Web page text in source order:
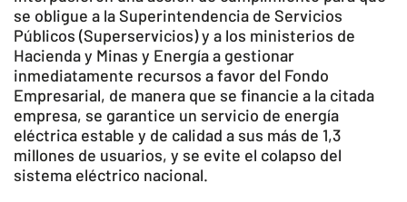
se obligue a la Superintendencia de Servicios
Públicos (Superservicios) y a los ministerios de
Hacienda y Minas y Energía a gestionar
inmediatamente recursos a favor del Fondo
Empresarial, de manera que se financie a la citada
empresa, se garantice un servicio de energía
eléctrica estable y de calidad a sus más de 1,3
millones de usuarios, y se evite el colapso del
sistema eléctrico nacional.